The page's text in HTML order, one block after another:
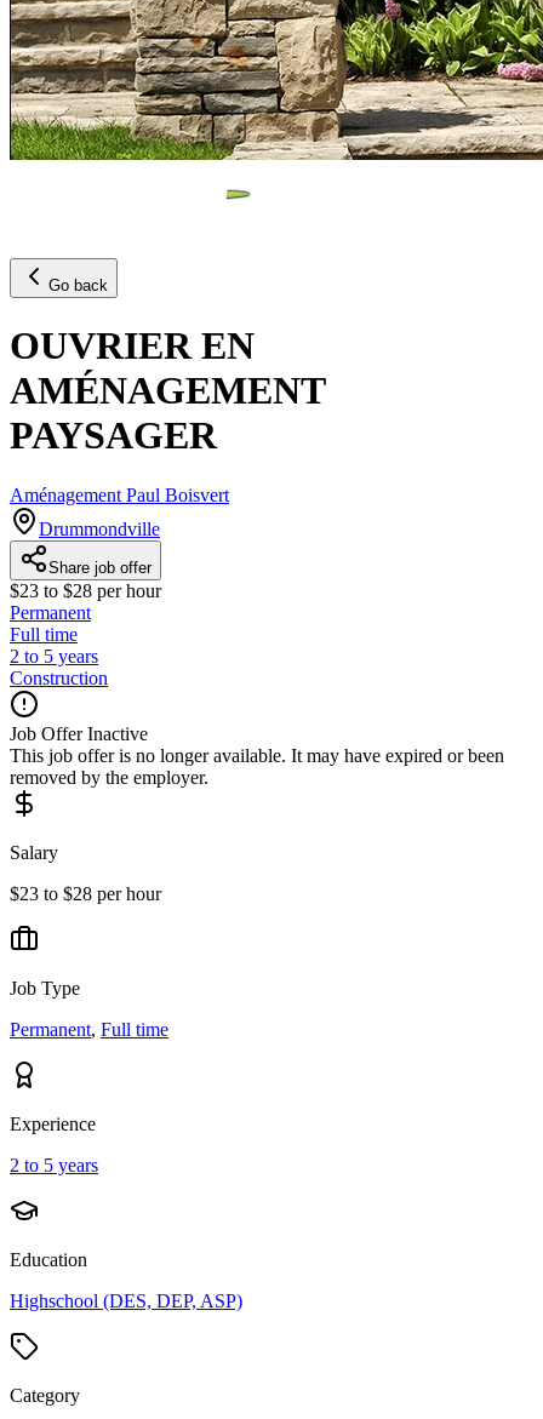
Go back
OUVRIER EN
AMÉNAGEMENT
PAYSAGER
Aménagement Paul Boisvert
Drummondville
Share job offer
$23 to $28 per hour
Permanent
Full time
2 to 5 years
Construction
Job Offer Inactive
This job offer is no longer available. It may have expired or been
removed by the employer.
Salary
$23 to $28 per hour
Job Type
Permanent, Full time
Experience
2 to 5 years
Education
Highschool (DES, DEP, ASP)
Category